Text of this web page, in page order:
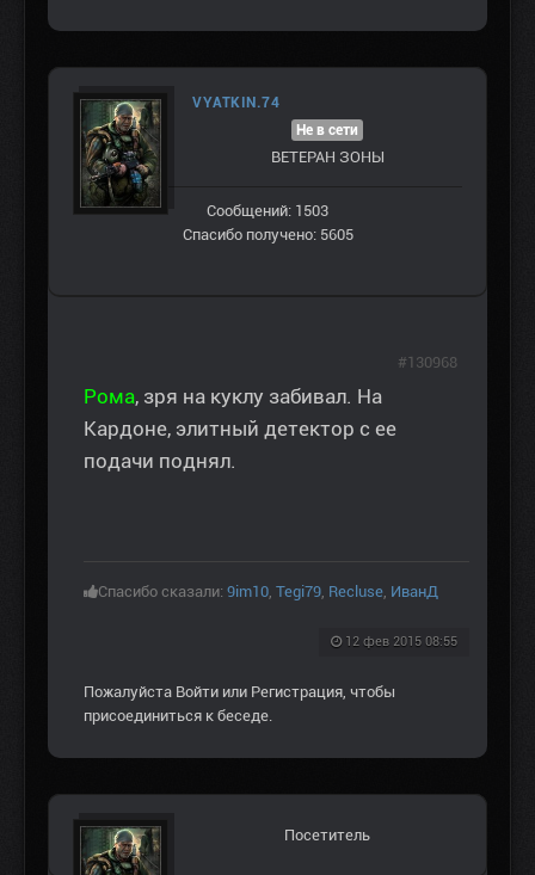
VYATKIN.74
Не в сети
ВЕТЕРАН ЗOНЫ
Сообщений: 1503
Спасибо получено: 5605
Рома, зря на куклу забивал. На
Кардоне, элитный детектор с ее
подачи поднял.
Спасибо сказали: 9im10, Tegi79, Recluse, ИванД
12 фев 2015 08:55
#130968
Пожалуйста Войти или Регистрация, чтобы
присоединиться к беседе.
Посетитель